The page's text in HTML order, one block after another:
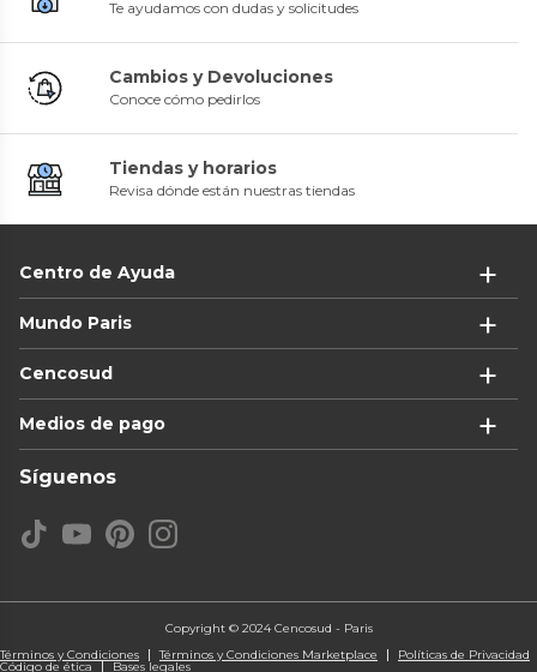
Te ayudamos con dudas y solicitudes
Cambios y Devoluciones
Conoce cómo pedirlos
Tiendas y horarios
Revisa dónde están nuestras tiendas
Centro de Ayuda
Mundo Paris
Cencosud
Medios de pago
Síguenos
Copyright © 2024 Cencosud - Paris
Términos y Condiciones
Términos y Condiciones Marketplace Políticas de Privacidad
Código de ética Bases legales